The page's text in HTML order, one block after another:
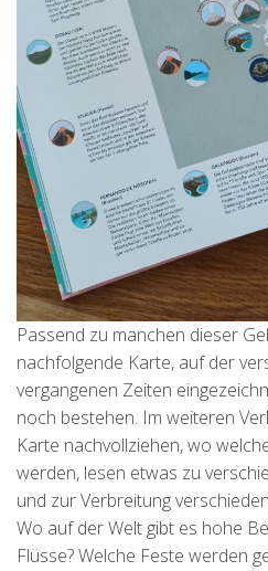
Passend zu manchen dieser
nachfolgende Karte, auf der
vergangenen Zeiten
noch bestehen. Im weiteren
Karte nachvollziehen, wo
werden, lesen etwas zu
und zur Verbreitung
Wo auf der Welt gibt es hohe
Flüsse? Welche Feste werden